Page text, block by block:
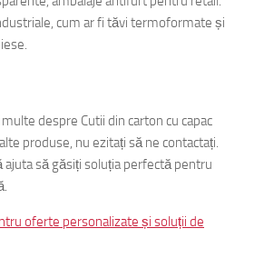
cum ar fi tăvi termoformate și
despre Cutii din carton cu capac
produse, nu ezitați să ne contactați.
ajuta să găsiți soluția perfectă pentru
oferte personalizate și soluții de